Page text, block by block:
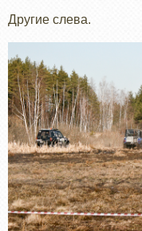
Другие слева.